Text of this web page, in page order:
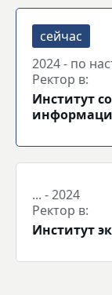
2024 - по
Ректор в:
Институт
... - 2024
Ректор в:
Институт